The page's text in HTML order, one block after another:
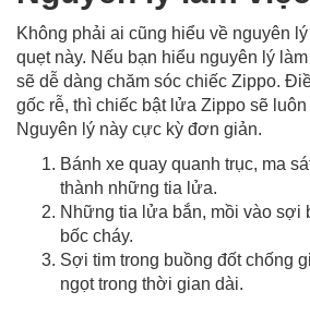
Không phải ai cũng hiểu về nguyên
quẹt này. Nếu bạn hiểu nguyên lý
sẽ dễ dàng chăm sóc chiếc Zippo.
gốc rễ, thì chiếc bật lửa Zippo sẽ luôn
Nguyên lý này cực kỳ đơn giản.
Bánh xe quay quanh trục, ma
thành những tia lửa.
Những tia lửa bắn, mồi vào sợi
bốc cháy.
Sợi tim trong buồng đốt chống
ngọt trong thời gian dài.